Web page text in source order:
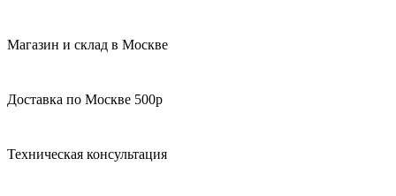
Магазин и склад в Москве
Доставка по Москве 500р
Техническая консультация